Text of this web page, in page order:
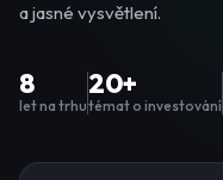
a jasné vysvětlení.
8
let na trhu
20+
témat o investování